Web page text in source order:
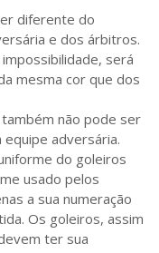
diferente do
e dos árbitros.
será
mesma cor que dos
não pode ser
adversária.
do goleiros
usado pelos
a sua numeração
Os goleiros, assim
ter sua